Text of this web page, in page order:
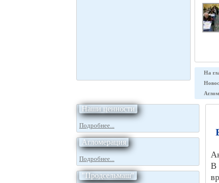
На
Наши ценности
Подробнее...
Агломерация
Подробнее...
"Продсельмаш"
В